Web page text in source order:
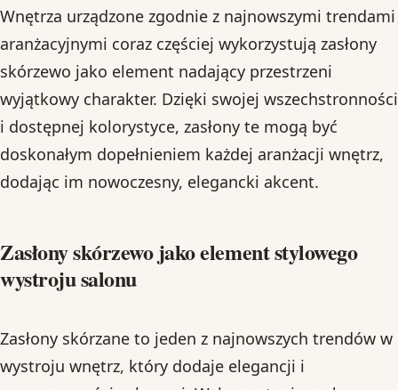
Wnętrza urządzone zgodnie z najnowszymi trendami
aranżacyjnymi coraz częściej wykorzystują zasłony
skórzewo jako element nadający przestrzeni
wyjątkowy charakter. Dzięki swojej wszechstronności
i dostępnej kolorystyce, zasłony te mogą być
doskonałym dopełnieniem każdej aranżacji wnętrz,
dodając im nowoczesny, elegancki akcent.
Zasłony skórzewo jako element stylowego
wystroju salonu
Zasłony skórzane to jeden z najnowszych trendów w
wystroju wnętrz, który dodaje elegancji i